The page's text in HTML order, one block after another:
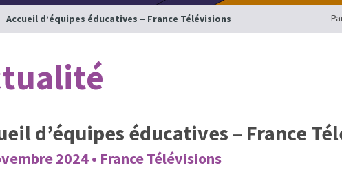
Accueil d’équipes éducatives – France Télévisions
d’équipes éducatives – France
2024 • France Télévisions